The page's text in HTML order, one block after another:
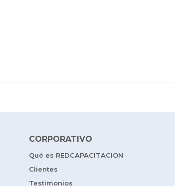
CORPORATIVO
Qué es REDCAPACITACION
Clientes
Testimonios